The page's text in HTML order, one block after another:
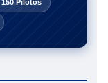
150 Pilotos